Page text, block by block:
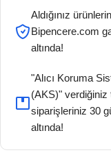
Aldığınız
Bipencere.com
altında!
"Alıcı Koruma
(AKS)" verdiğiniz
siparişleriniz 30
altında!